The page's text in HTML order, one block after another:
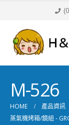
M-526
HOME
產品資訊
蒸氣機烤箱/鏡組 -